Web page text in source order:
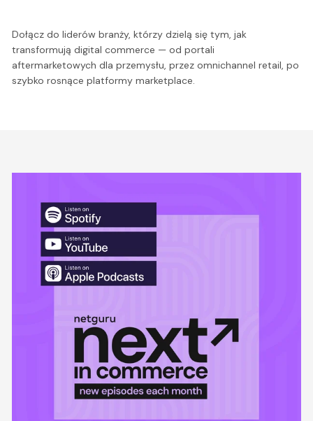
Dołącz do liderów branży, którzy dzielą się tym, jak
transformują digital commerce — od portali
aftermarketowych dla przemysłu, przez omnichannel retail, po
szybko rosnące platformy marketplace.